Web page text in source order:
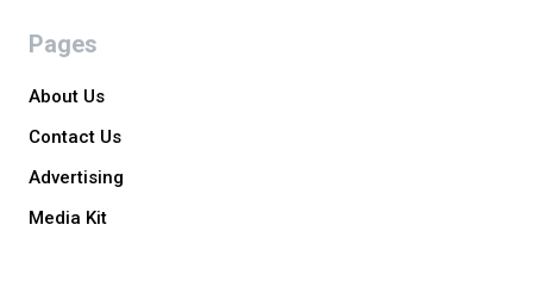
Pages
About Us
Contact Us
Advertising
Media Kit